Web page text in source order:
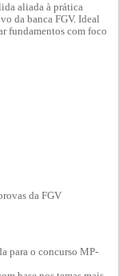
aliada à prática
da banca FGV. Ideal
fundamentos com foco
da FGV
para o concurso MP-